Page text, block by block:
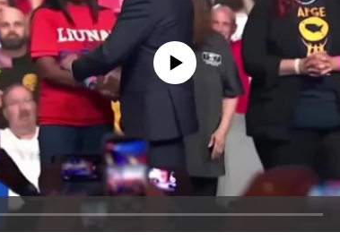
No media source currently available